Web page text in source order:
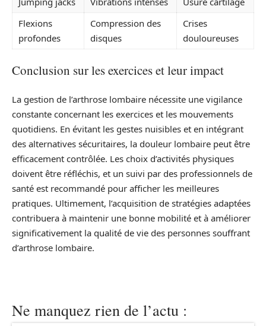
Flexions
profondes
Compression des
disques
Crises
douloureuses
Conclusion sur les exercices et leur impact
La gestion de l’arthrose lombaire nécessite une vigilance
constante concernant les exercices et les mouvements
quotidiens. En évitant les gestes nuisibles et en intégrant
des alternatives sécuritaires, la douleur lombaire peut être
efficacement contrôlée. Les choix d’activités physiques
doivent être réfléchis, et un suivi par des professionnels de
santé est recommandé pour afficher les meilleures
pratiques. Ultimement, l’acquisition de stratégies adaptées
contribuera à maintenir une bonne mobilité et à améliorer
significativement la qualité de vie des personnes souffrant
d’arthrose lombaire.
Ne manquez rien de l’actu :